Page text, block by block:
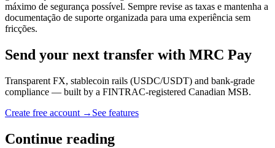
máximo de segurança possível. Sempre revise as taxas e mantenha a
documentação de suporte organizada para uma experiência sem
fricções.
Send your next transfer with MRC Pay
Transparent FX, stablecoin rails (USDC/USDT) and bank-grade
compliance — built by a FINTRAC-registered Canadian MSB.
Create free account → See features
Continue reading